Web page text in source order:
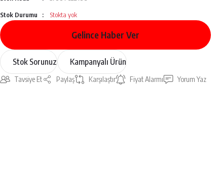
Stok Durumu Stokta yok
Gelince Haber Ver
Stok Sorunuz Kampanyalı Ürün
Tavsiye Et Paylaş Karşılaştır Fiyat Alarmı Yorum Yaz